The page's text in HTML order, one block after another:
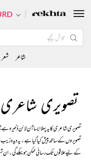
تصویری شاعری
تصویری شاعری کا یہ پہلا ایسا آن لائن
تصویروں کے ساتھ پیش کیا گیا ہے۔ یہ دیدہ
کے نیےعلاقوں تک رسائی ممکن ہو سکے گی۔ ان
شاعر شعر